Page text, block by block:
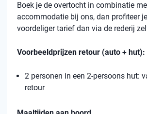
Boek je de overtocht in combinatie
accommodatie bij ons, dan profiteer
voordeliger tarief dan via de rederij
Voorbeeldprijzen retour (auto + hut):
2 personen in een 2-persoons hut:
retour